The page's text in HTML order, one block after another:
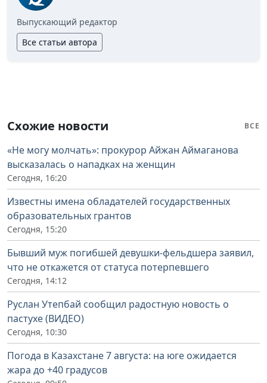
Выпускающий редактор
Все статьи автора
Схожие новости ВСЕ
«Не могу молчать»: прокурор Айжан Аймаганова
высказалась о нападках на женщин
Сегодня, 16:20
Известны имена обладателей государственных
образовательных грантов
Сегодня, 15:20
Бывший муж погибшей девушки-фельдшера заявил,
что не откажется от статуса потерпевшего
Сегодня, 14:12
Руслан Утепбай сообщил радостную новость о
пастухе (ВИДЕО)
Сегодня, 10:30
Погода в Казахстане 7 августа: на юге ожидается
жара до +40 градусов